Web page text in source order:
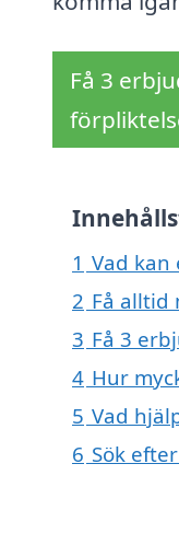
Få 3
1 Vad
2 Få alltid
3 Få 3
4 Hur
5 Vad
6 Sök